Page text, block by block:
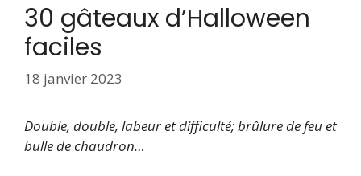
30 gâteaux d’Halloween
faciles
18 janvier 2023
Double, double, labeur et difficulté; brûlure de feu et
bulle de chaudron…